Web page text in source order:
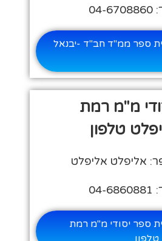
ספר ממ"ד חב"ד -יבנאל
מ"מ רמת
טלפון
אליפלט אליפלט
ספר יסודי מ"מ רמת